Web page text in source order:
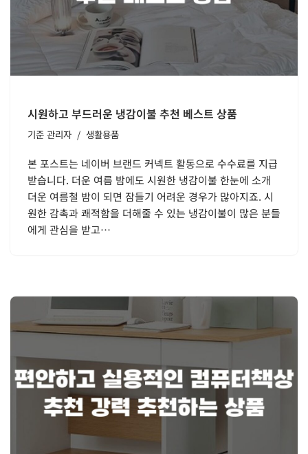
시원하고 부드러운 냉감이불 추천 베스트 상품
기준 관리자 생활용품
본 포스트는 네이버 브랜드 커넥트 활동으로 수수료를 지급
받습니다. 더운 여름 밤에도 시원한 냉감이불 한눈에 소개
더운 여름철 밤이 되면 잠들기 어려운 경우가 많아지죠. 시
원한 감촉과 쾌적함을 더해줄 수 있는 냉감이불이 많은 분들
에게 관심을 받고…